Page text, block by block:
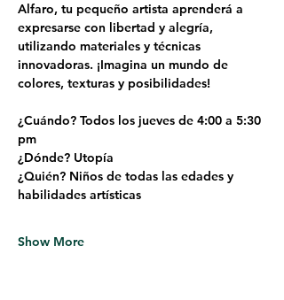
Alfaro, tu pequeño artista aprenderá a
expresarse con libertad y alegría,
utilizando materiales y técnicas
innovadoras. ¡Imagina un mundo de
colores, texturas y posibilidades!
¿Cuándo? Todos los jueves de 4:00 a 5:30
pm
¿Dónde? Utopía
¿Quién? Niños de todas las edades y
habilidades artísticas
Show More